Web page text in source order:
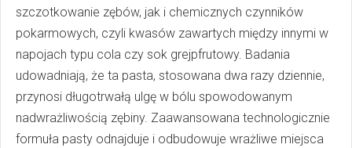
szczotkowanie zębów, jak i chemicznych czynników
pokarmowych, czyli kwasów zawartych między innymi w
napojach typu cola czy sok grejpfrutowy. Badania
udowadniają, że ta pasta, stosowana dwa razy dziennie,
przynosi długotrwałą ulgę w bólu spowodowanym
nadwrażliwością zębiny. Zaawansowana technologicznie
formuła pasty odnajduje i odbudowuje wrażliwe miejsca